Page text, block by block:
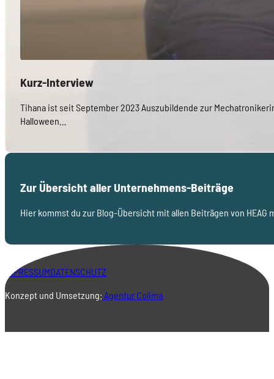
Kurz-Interview
Tihana ist seit September 2023 Auszubildende zur
Halloween…
Zur Übersicht aller Unternehmens-Beiträge
Hier kommst du zur Blog-Übersicht mit allen Beiträgen von
IMPRESSUMDATENSCHUTZ
Konzept und Umsetzung: Agentur Colima